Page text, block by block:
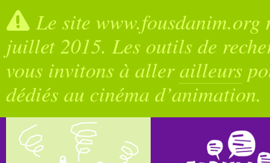
Le site
juillet 2015. Les outils de
vous invitons à allerailleurs
dédiés au cinéma d’animation.